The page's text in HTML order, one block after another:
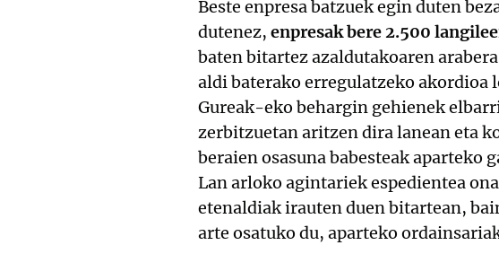
Beste enpresa batzuek egin duten
dutenez, enpresak bere 2.500
baten bitartez azaldutakoaren
aldi baterako erregulatzeko akordioa
Gureak-eko behargin gehienek
zerbitzuetan aritzen dira lanean eta
beraien osasuna babesteak aparteko
Lan arloko agintariek espedientea
etenaldiak irauten duen bitartean,
arte osatuko du, aparteko